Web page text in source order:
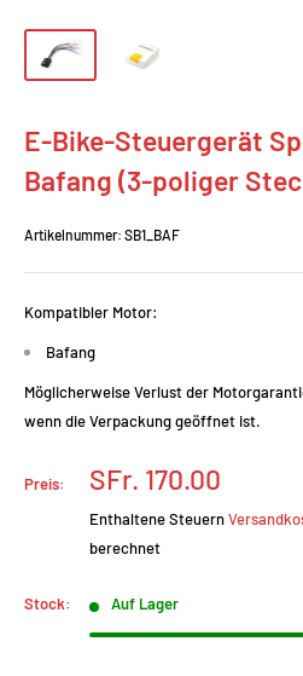
E-Bike-Steuergerät
Bafang (3-poliger
Artikelnummer: SB1_BAF
Kompatibler Motor:
Bafang
Möglicherweise Verlust der
wenn die Verpackung geöffnet ist.
Preis:
Prix
réduit
SFr. 170.00
Enthaltene Steuern
berechnet
Stock: Auf Lager